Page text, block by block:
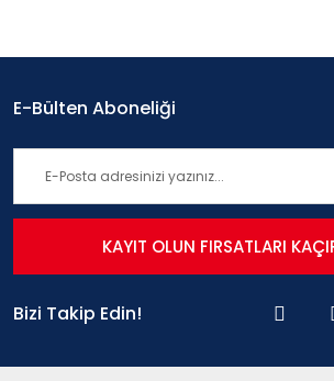
E-Bülten Aboneliği
KAYIT OLUN FIRSATLARI
Bizi Takip Edin!